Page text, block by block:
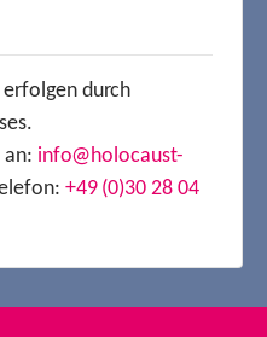
erfolgen durch
info@holocaust-
+49 (0)30 28 04